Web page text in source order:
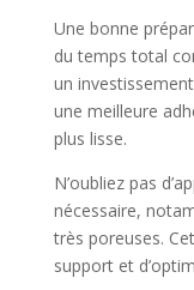
Une bonne
du temps total
un
une meilleure
plus lisse.
N’oubliez pas
nécessaire,
très poreuses.
support et